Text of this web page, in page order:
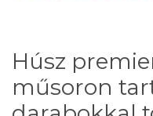
Húsz
műsoron